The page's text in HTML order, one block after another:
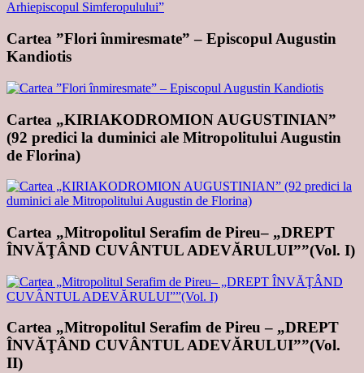
Cartea ”Flori înmiresmate” – Episcopul Augustin
Kandiotis
Cartea „KIRIAKODROMION AUGUSTINIAN”
(92 predici la duminici ale Mitropolitului Augustin
de Florina)
Cartea „Mitropolitul Serafim de Pireu– „DREPT
ÎNVĂŢÂND CUVÂNTUL ADEVĂRULUI””(Vol. I)
Cartea „Mitropolitul Serafim de Pireu – „DREPT
ÎNVĂŢÂND CUVÂNTUL ADEVĂRULUI””(Vol.
II)